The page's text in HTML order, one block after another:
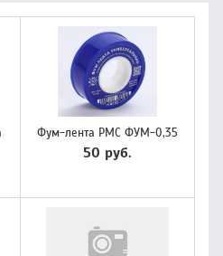
Фум-лента РМС ФУМ-0,35
50 руб.